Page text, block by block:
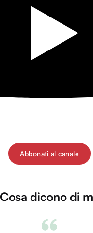
Abbonati al canale
Cosa dicono di